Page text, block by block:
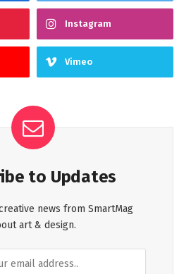
Instagram
Vimeo
to Updates
news from SmartMag
art & design.